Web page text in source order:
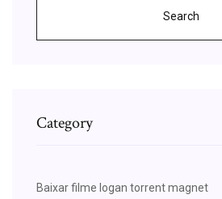
Search
Category
Baixar filme logan torrent magnet